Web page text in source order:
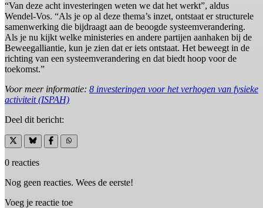
“Van deze acht investeringen weten we dat het werkt”, aldus
Wendel-Vos. “Als je op al deze thema’s inzet, ontstaat er structurele
samenwerking die bijdraagt aan de beoogde systeemverandering.
Als je nu kijkt welke ministeries en andere partijen aanhaken bij de
Beweegalliantie, kun je zien dat er iets ontstaat. Het beweegt in de
richting van een systeemverandering en dat biedt hoop voor de
toekomst.”
Voor meer informatie: 8 investeringen voor het verhogen van fysieke
activiteit (ISPAH)
Deel dit bericht:
0 reacties
Nog geen reacties. Wees de eerste!
Voeg je reactie toe